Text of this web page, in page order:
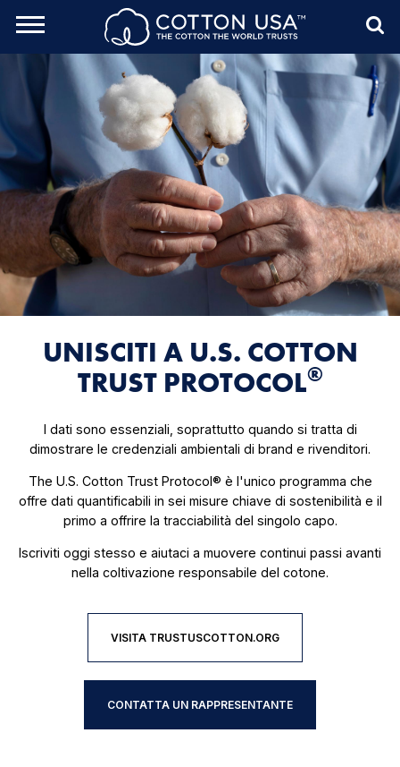
Menu
Toggle
UNISCITI A U.S. COTTON
TRUST PROTOCOL®
I dati sono essenziali, soprattutto quando si tratta di
dimostrare le credenziali ambientali di brand e rivenditori.
The U.S. Cotton Trust Protocol® è l'unico programma che
offre dati quantificabili in sei misure chiave di sostenibilità e il
primo a offrire la tracciabilità del singolo capo.
Iscriviti oggi stesso e aiutaci a muovere continui passi avanti
nella coltivazione responsabile del cotone.​
VISITA TRUSTUSCOTTON.ORG
CONTATTA UN RAPPRESENTANTE